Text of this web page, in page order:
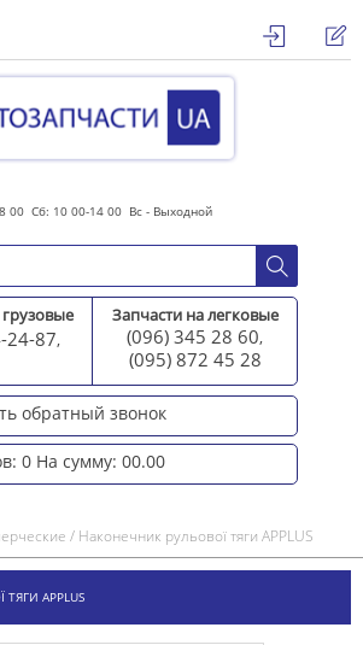
00 Сб: 10 00-14 00 Вс - Выходной
24-87,
Запчасти на легковые
(096) 345 28 60,
(095) 872 45 28
обратный звонок
0 На сумму: 00.00
/ Наконечник рульової тяги APPLUS
APPLUS